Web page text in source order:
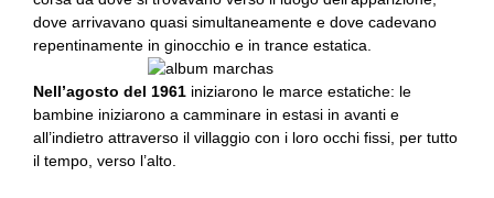
dove arrivavano quasi simultaneamente e dove cadevano
repentinamente in ginocchio e in trance estatica.
Nell’agosto del 1961 iniziarono le marce estatiche: le
bambine iniziarono a camminare in estasi in avanti e
all’indietro attraverso il villaggio con i loro occhi fissi, per tutto
il tempo, verso l’alto.